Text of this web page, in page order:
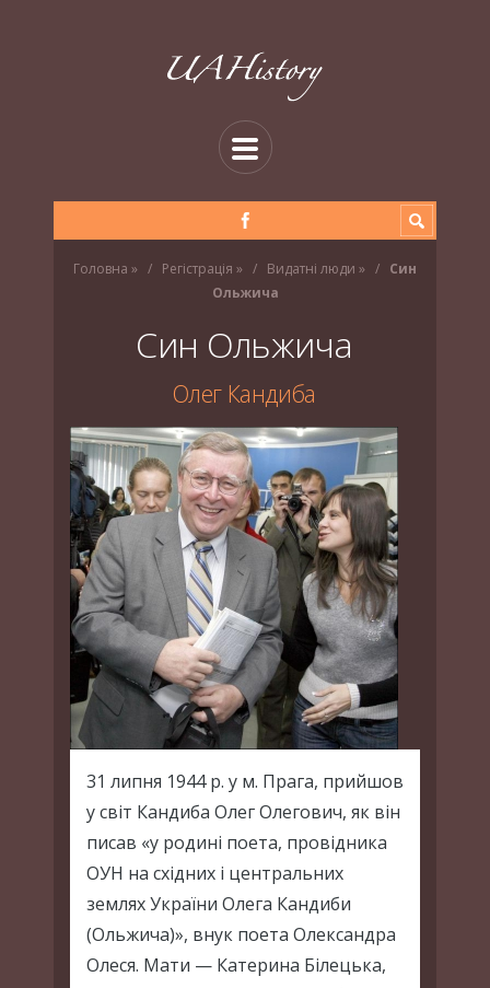
Головна » Регістрація » Видатні люди »
Син
Ольжича
Син Ольжича
Олег Кандиба
31 липня 1944 р. у м. Прага, прийшов
у світ Кандиба Олег Олегович, як він
писав «у родині поета, провідника
ОУН на східних і центральних
землях України Олега Кандиби
(Ольжича)», внук поета Олександра
Олеся. Мати — Катерина Білецька,